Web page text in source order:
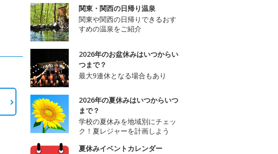
関東・関西の日帰り温泉
関東や関西の日帰りできるおす
すめの温泉をご紹介
2026年のお盆休みはいつからい
つまで？
最大9連休となる場合もあり
2026年の夏休みはいつからいつ
まで？
学校の夏休みを地域別にチェッ
ク！夏レジャーを計画しよう
夏休みイベントカレンダー